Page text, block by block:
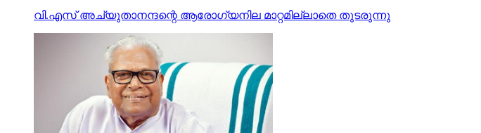
വി.എസ് അച്യുതാനന്ദന്റെ ആരോഗ്യനില മാറ്റമില്ലാതെ തുടരുന്നു